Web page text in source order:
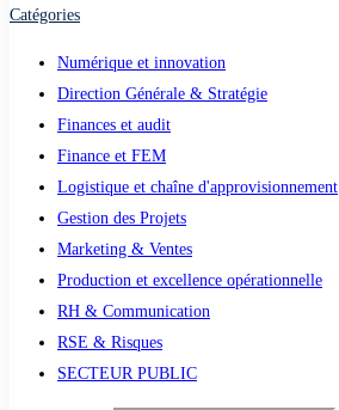
Catégories
Numérique et innovation
Direction Générale & Stratégie
Finances et audit
Finance et FEM
Logistique et chaîne d'approvisionnement
Gestion des Projets
Marketing & Ventes
Production et excellence opérationnelle
RH & Communication
RSE & Risques
SECTEUR PUBLIC